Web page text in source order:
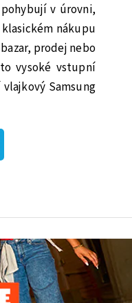
v úrovni,
nákupu
prodej nebo
vysoké vstupní
Samsung